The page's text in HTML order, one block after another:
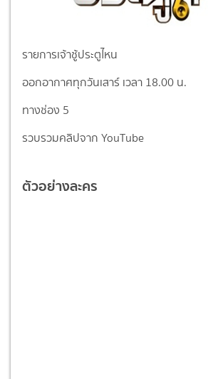
รายการเจ้าชู้ประตูไหน
ออกอากาศทุกวันเสาร์ เวลา 18.00 น.
ทางช่อง 5
รวบรวมคลิปจาก YouTube
ตัวอย่างละคร